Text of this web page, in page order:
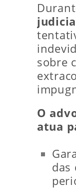
sobre
O
atua
das